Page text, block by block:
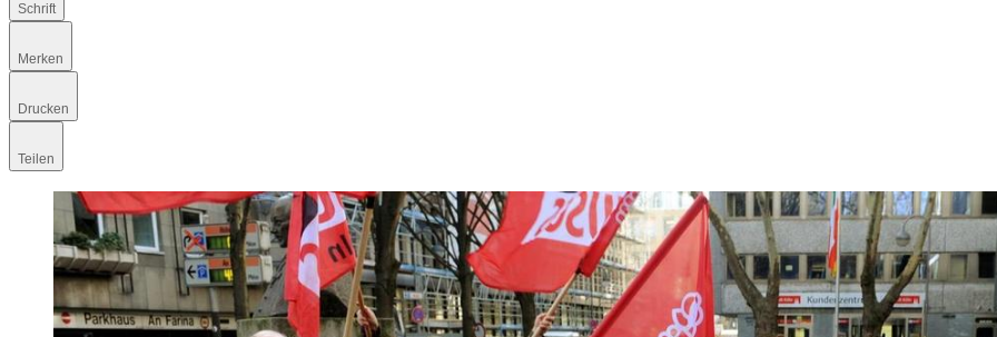
Schrift
Merken
Drucken
Teilen